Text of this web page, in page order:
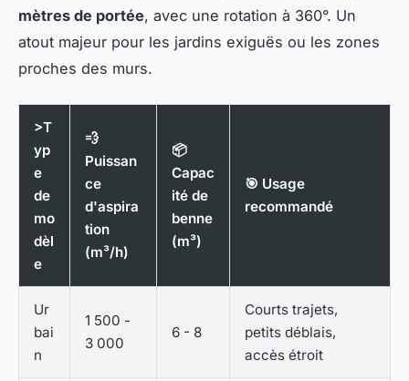
mètres de portée, avec une rotation à 360°. Un
atout majeur pour les jardins exiguës ou les zones
proches des murs.
>T
yp
e
de
mo
dèl
e
💨
Puissan
ce
d'aspira
tion
(m³/h)
📦
Capac
ité de
benne
(m³)
🎯 Usage
recommandé
Ur
bai
n
1 500 -
3 000
6 - 8
Courts trajets,
petits déblais,
accès étroit